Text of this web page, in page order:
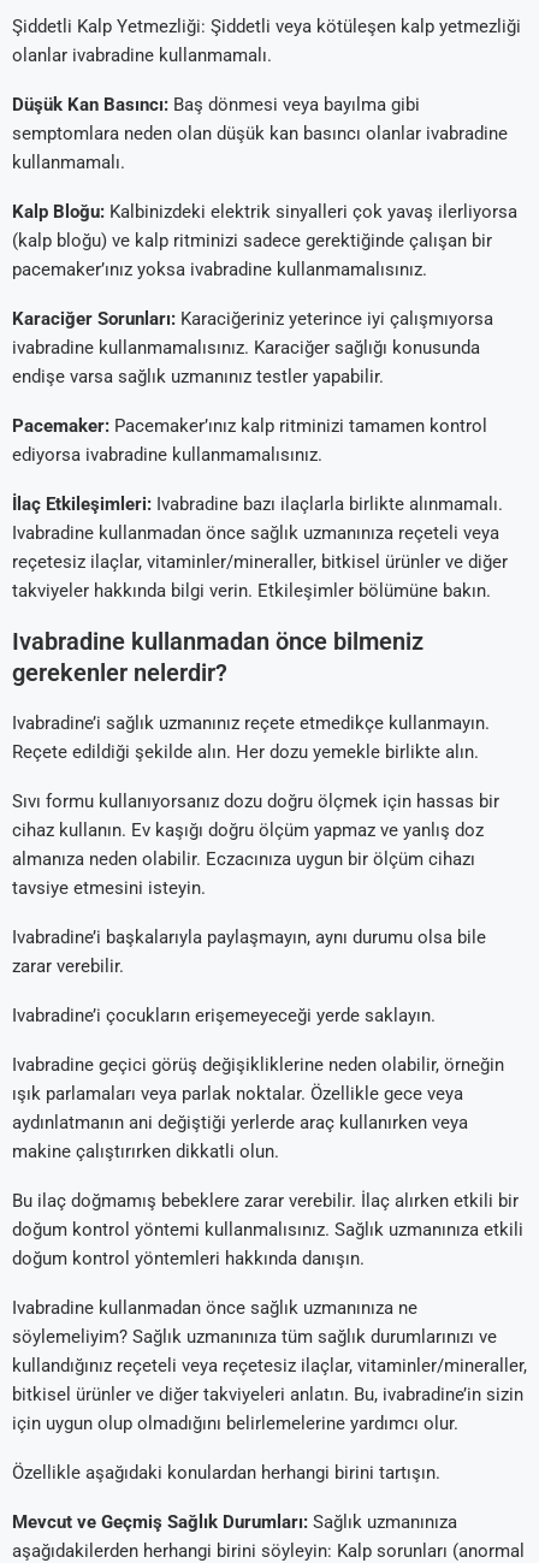
Şiddetli Kalp Yetmezliği: Şiddetli veya kötüleşen kalp yetmezliği
olanlar ivabradine kullanmamalı.
Düşük Kan Basıncı: Baş dönmesi veya bayılma gibi
semptomlara neden olan düşük kan basıncı olanlar ivabradine
kullanmamalı.
Kalp Bloğu: Kalbinizdeki elektrik sinyalleri çok yavaş ilerliyorsa
(kalp bloğu) ve kalp ritminizi sadece gerektiğinde çalışan bir
pacemaker’ınız yoksa ivabradine kullanmamalısınız.
Karaciğer Sorunları: Karaciğeriniz yeterince iyi çalışmıyorsa
ivabradine kullanmamalısınız. Karaciğer sağlığı konusunda
endişe varsa sağlık uzmanınız testler yapabilir.
Pacemaker: Pacemaker’ınız kalp ritminizi tamamen kontrol
ediyorsa ivabradine kullanmamalısınız.
İlaç Etkileşimleri: Ivabradine bazı ilaçlarla birlikte alınmamalı.
Ivabradine kullanmadan önce sağlık uzmanınıza reçeteli veya
reçetesiz ilaçlar, vitaminler/mineraller, bitkisel ürünler ve diğer
takviyeler hakkında bilgi verin. Etkileşimler bölümüne bakın.
Ivabradine kullanmadan önce bilmeniz
gerekenler nelerdir?
Ivabradine’i sağlık uzmanınız reçete etmedikçe kullanmayın.
Reçete edildiği şekilde alın. Her dozu yemekle birlikte alın.
Sıvı formu kullanıyorsanız dozu doğru ölçmek için hassas bir
cihaz kullanın. Ev kaşığı doğru ölçüm yapmaz ve yanlış doz
almanıza neden olabilir. Eczacınıza uygun bir ölçüm cihazı
tavsiye etmesini isteyin.
Ivabradine’i başkalarıyla paylaşmayın, aynı durumu olsa bile
zarar verebilir.
Ivabradine’i çocukların erişemeyeceği yerde saklayın.
Ivabradine geçici görüş değişikliklerine neden olabilir, örneğin
ışık parlamaları veya parlak noktalar. Özellikle gece veya
aydınlatmanın ani değiştiği yerlerde araç kullanırken veya
makine çalıştırırken dikkatli olun.
Bu ilaç doğmamış bebeklere zarar verebilir. İlaç alırken etkili bir
doğum kontrol yöntemi kullanmalısınız. Sağlık uzmanınıza etkili
doğum kontrol yöntemleri hakkında danışın.
Ivabradine kullanmadan önce sağlık uzmanınıza ne
söylemeliyim? Sağlık uzmanınıza tüm sağlık durumlarınızı ve
kullandığınız reçeteli veya reçetesiz ilaçlar, vitaminler/mineraller,
bitkisel ürünler ve diğer takviyeleri anlatın. Bu, ivabradine’in sizin
için uygun olup olmadığını belirlemelerine yardımcı olur.
Özellikle aşağıdaki konulardan herhangi birini tartışın.
Mevcut ve Geçmiş Sağlık Durumları: Sağlık uzmanınıza
aşağıdakilerden herhangi birini söyleyin: Kalp sorunları (anormal